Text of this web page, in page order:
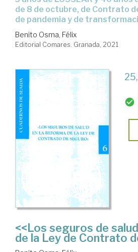
de 8 de octubre, de Contrato
de pandemia y de
Benito Osma, Félix
Editorial Comares. Granada, 2021
<<Los seguros de
de la Ley de Contrato